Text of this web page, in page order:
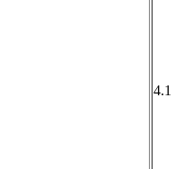
4.1